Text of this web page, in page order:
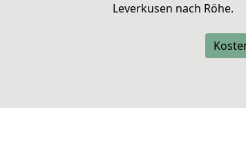
Leverkusen nach Röhe.